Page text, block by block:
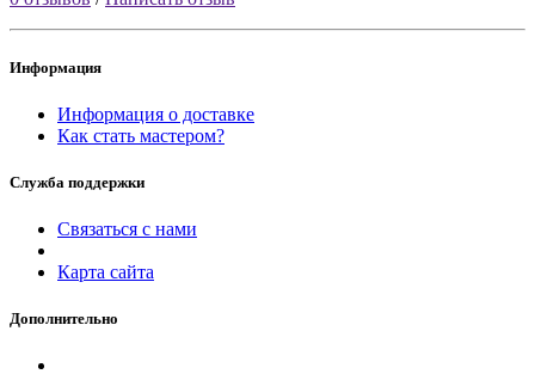
Информация
Информация о доставке
Как стать мастером?
Служба поддержки
Связаться с нами
Карта сайта
Дополнительно